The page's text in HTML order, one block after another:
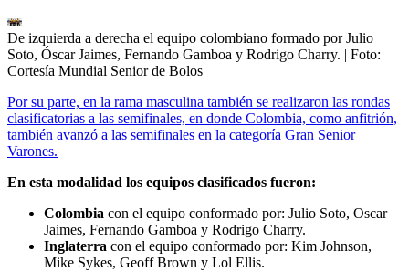
De izquierda a derecha el equipo colombiano formado por Julio
Soto, Óscar Jaimes, Fernando Gamboa y Rodrigo Charry. | Foto:
Cortesía Mundial Senior de Bolos
Por su parte, en la rama masculina también se realizaron las rondas
clasificatorias a las semifinales, en donde Colombia, como anfitrión,
también avanzó a las semifinales en la categoría Gran Senior
Varones.
En esta modalidad los equipos clasificados fueron:
Colombia con el equipo conformado por: Julio Soto, Oscar
Jaimes, Fernando Gamboa y Rodrigo Charry.
Inglaterra con el equipo conformado por: Kim Johnson,
Mike Sykes, Geoff Brown y Lol Ellis.